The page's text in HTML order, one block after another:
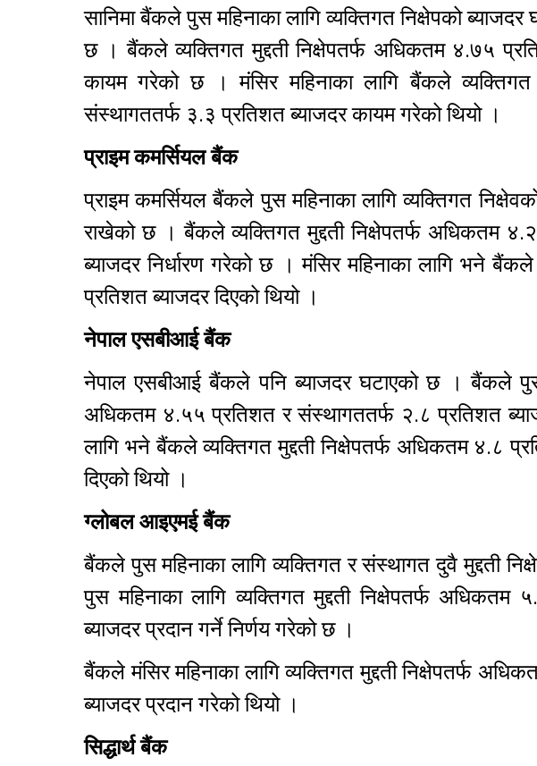
सानिमा बैंकले पुस महिनाका लागि व्यक्तिगत निक्षेपको
छ । बैंकले व्यक्तिगत मुद्दती निक्षेपतर्फ अधिकतम ४.७५
कायम गरेको छ । मंसिर महिनाका लागि बैंकले व्यक्तिगत
संस्थागततर्फ ३.३ प्रतिशत ब्याजदर कायम गरेको थियो ।
प्राइम कमर्सियल बैंक
प्राइम कमर्सियल बैंकले पुस महिनाका लागि व्यक्तिगत
राखेको छ । बैंकले व्यक्तिगत मुद्दती निक्षेपतर्फ अधिकतम
ब्याजदर निर्धारण गरेको छ । मंसिर महिनाका लागि भने
प्रतिशत ब्याजदर दिएको थियो ।
नेपाल एसबीआई बैंक
नेपाल एसबीआई बैंकले पनि ब्याजदर घटाएको छ । बैंकले पुस
अधिकतम ४.५५ प्रतिशत र संस्थागततर्फ २.८ प्रतिशत
लागि भने बैंकले व्यक्तिगत मुद्दती निक्षेपतर्फ अधिकतम ४.८
दिएको थियो ।
ग्लोबल आइएमई बैंक
बैंकले पुस महिनाका लागि व्यक्तिगत र संस्थागत दुवै मुद्दती
पुस महिनाका लागि व्यक्तिगत मुद्दती निक्षेपतर्फ
ब्याजदर प्रदान गर्ने निर्णय गरेको छ ।
बैंकले मंसिर महिनाका लागि व्यक्तिगत मुद्दती निक्षेपतर्फ
ब्याजदर प्रदान गरेको थियो ।
सिद्धार्थ बैंक